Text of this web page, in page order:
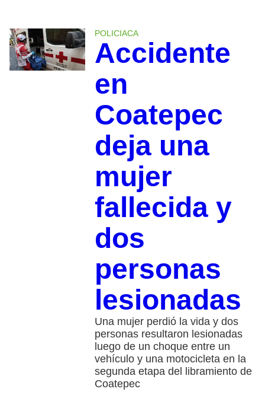
POLICIACA
Accidente
en
Coatepec
deja una
mujer
fallecida y
dos
personas
lesionadas
Una mujer perdió la vida y dos
personas resultaron lesionadas
luego de un choque entre un
vehículo y una motocicleta en la
segunda etapa del libramiento de
Coatepec